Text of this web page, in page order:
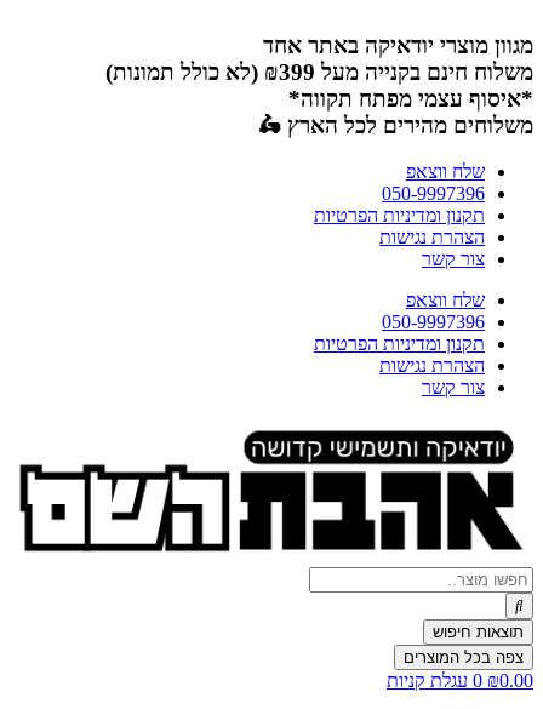
לתוכן
מגוון מוצרי יודאיקה באתר אחד
משלוח חינם בקנייה מעל ₪399 (לא כולל תמונות)
*איסוף עצמי מפתח תקווה*
משלוחים מהירים לכל הארץ 🛵
שלח ווצאפ
050-9997396
תקנון ומדיניות הפרטיות
הצהרת נגישות
צור קשר
שלח ווצאפ
050-9997396
תקנון ומדיניות הפרטיות
הצהרת נגישות
צור קשר
Search
...
תוצאות חיפוש
צפה בכל המוצרים
₪0.00
0 עגלת קניות